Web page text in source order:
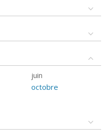
juin
octobre